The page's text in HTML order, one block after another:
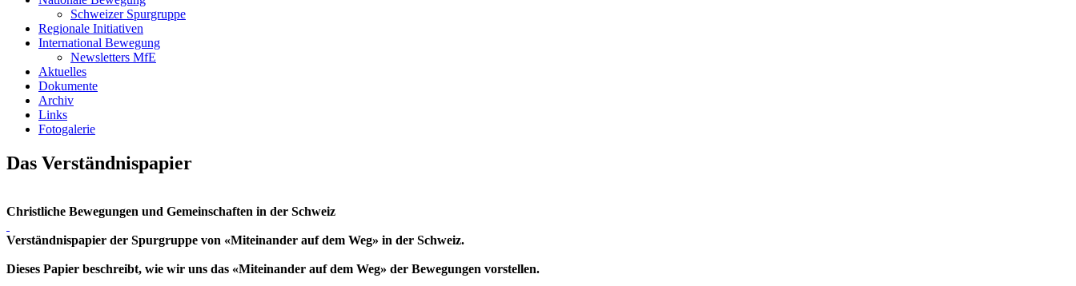
Schweizer Spurgruppe
Regionale Initiativen
International Bewegung
Newsletters MfE
Aktuelles
Dokumente
Archiv
Links
Fotogalerie
Das Verständnispapier
Christliche Bewegungen und Gemeinschaften in der Schweiz
Verständnispapier der Spurgruppe von «Miteinander auf dem Weg» in der Schweiz.
Dieses Papier beschreibt, wie wir uns das «Miteinander auf dem Weg» der Bewegungen vorstellen.